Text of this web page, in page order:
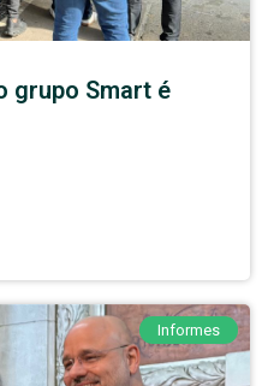
grupo Smart é
Informes